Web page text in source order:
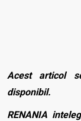
Acest articol
disponibil.
RENANIA